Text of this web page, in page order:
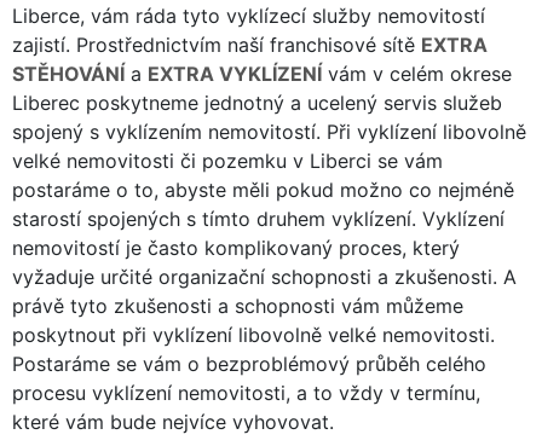
Liberce, vám ráda tyto vyklízecí služby nemovitostí
zajistí. Prostřednictvím naší franchisové sítě EXTRA
STĚHOVÁNÍ a EXTRA VYKLÍZENÍ vám v celém okrese
Liberec poskytneme jednotný a ucelený servis služeb
spojený s vyklízením nemovitostí. Při vyklízení libovolně
velké nemovitosti či pozemku v Liberci se vám
postaráme o to, abyste měli pokud možno co nejméně
starostí spojených s tímto druhem vyklízení. Vyklízení
nemovitostí je často komplikovaný proces, který
vyžaduje určité organizační schopnosti a zkušenosti. A
právě tyto zkušenosti a schopnosti vám můžeme
poskytnout při vyklízení libovolně velké nemovitosti.
Postaráme se vám o bezproblémový průběh celého
procesu vyklízení nemovitosti, a to vždy v termínu,
které vám bude nejvíce vyhovovat.